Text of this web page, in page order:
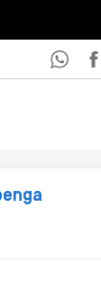
Heijn in het